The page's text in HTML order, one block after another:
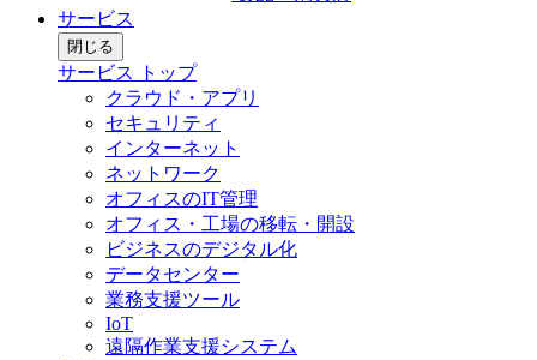
サービス
閉じる
サービス トップ
クラウド・アプリ
セキュリティ
インターネット
ネットワーク
オフィスのIT管理
オフィス・工場の移転・開設
ビジネスのデジタル化
データセンター
業務支援ツール
IoT
遠隔作業支援システム